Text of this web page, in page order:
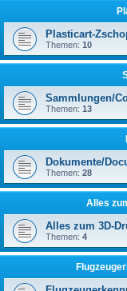
Plasticart-
Themen: 10
Sammlungen/
Themen: 13
Dokumente/
Themen: 28
Alles
Alles zum 3D-
Themen: 4